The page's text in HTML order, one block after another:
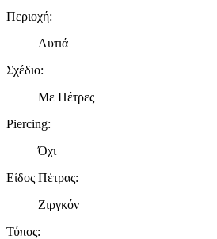
Περιοχή:
Αυτιά
Σχέδιο:
Με Πέτρες
Piercing:
Όχι
Είδος Πέτρας:
Ζιργκόν
Τύπος: